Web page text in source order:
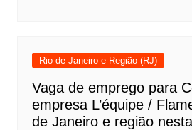
Rio de Janeiro e Região (RJ)
Vaga de emprego para
empresa L’équipe /
de Janeiro e região